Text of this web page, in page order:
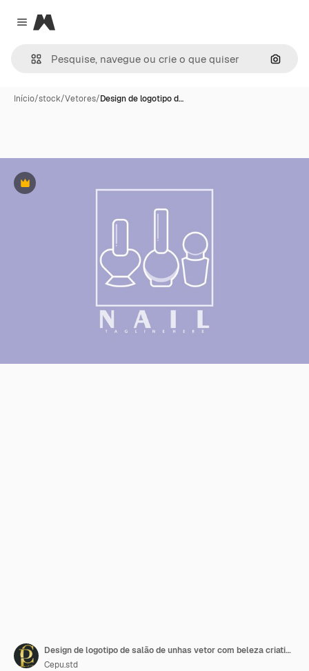
Close menu
Magnific
Início/stock/Vetores/Design de logotipo d…
Premium
Design de logotipo de salão de unhas vetor com beleza criativa de esmalte de unhas
Cepu.std